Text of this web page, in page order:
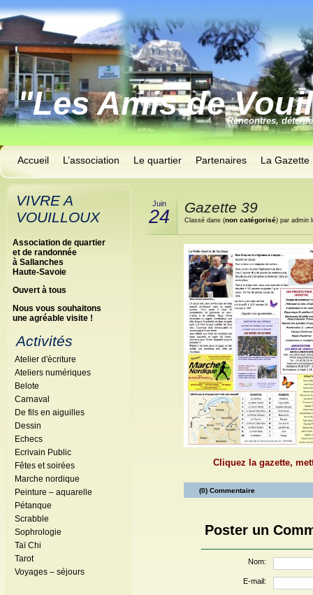
"Les Amis deRencontres,
Accueil L’association Le quartier Partenaires La Gazette
VIVRE A
VOUILLOUX
Association de quartier
et de randonnée
à Sallanches
Haute-Savoie
Ouvert à tous
Nous vous souhaitons
une agréable visite !
Activités
Atelier d'écriture
Ateliers numériques
Belote
Carnaval
De fils en aiguilles
Dessin
Echecs
Ecrivain Public
Fêtes et soirées
Marche nordique
Peinture – aquarelle
Pétanque
Scrabble
Sophrologie
Taï Chi
Tarot
Voyages – séjours
Juin
24 Gazette 39
Classé dans (non catégorisé) par admin
Cliquez la gazette,
(0) Commentaire
Poster un
Nom:
E-mail: